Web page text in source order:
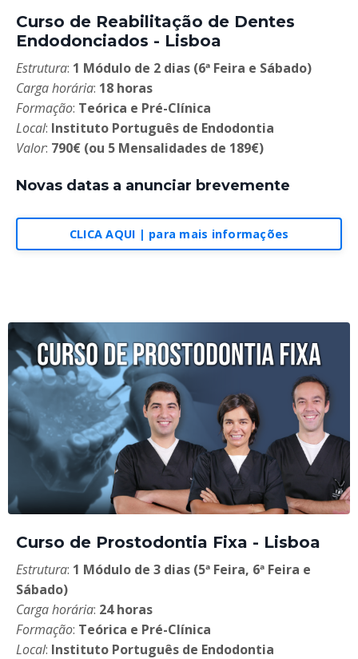
Curso de Reabilitação de Dentes
Endodonciados - Lisboa
Estrutura: 1 Módulo de 2 dias (6ª Feira e Sábado)
Carga horária: 18 horas
Formação: Teórica e Pré-Clínica
Local: Instituto Português de Endodontia
Valor: 790€ (ou 5 Mensalidades de 189€)
Novas datas a anunciar brevemente
CLICA AQUI | para mais informações
Curso de Prostodontia Fixa - Lisboa
Estrutura: 1 Módulo de 3 dias (5ª Feira, 6ª Feira e
Sábado)
Carga horária: 24 horas
Formação: Teórica e Pré-Clínica
Local: Instituto Português de Endodontia